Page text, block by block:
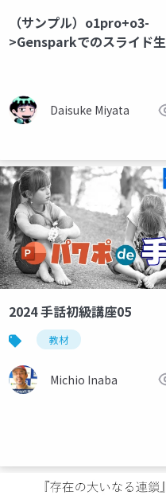
（サンプル）o1pro+o3-
>Gensparkでのスライド
Daisuke Miyata
2024 手話初級講座05
教材
Michio Inaba